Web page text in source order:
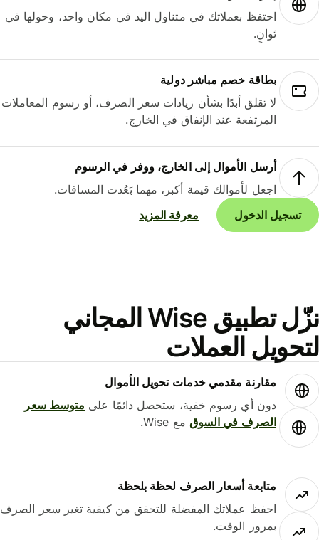
احتفظ بعملاتك في متناول اليد في مكان واحد، وحولها في
ثوانٍ.
بطاقة خصم مباشر دولية
لا تقلق أبدًا بشأن زيادات سعر الصرف، أو رسوم المعاملات
المرتفعة عند الإنفاق في الخارج.
أرسل الأموال إلى الخارج، ووفر في الرسوم
اجعل لأموالك قيمة أكبر، مهما بَعُدت المسافات.
تسجيل الدخول
معرفة المزيد
نزّل تطبيق Wise المجاني
العملات
مقارنة مقدمي خدمات تحويل الأموال
دون أي رسوم خفية، ستحصل دائمًا علىمتوسط ​​سعر
الصرف في السوقمع Wise.
متابعة أسعار الصرف لحظة بلحظة
احفظ عملاتك المفضلة للتحقق من كيفية تغير سعر الصرف
بمرور الوقت.